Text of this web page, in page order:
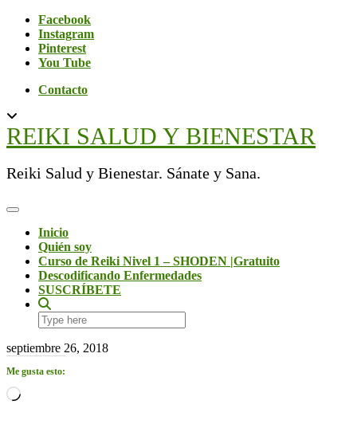
Skip
content
Social Facebook
Instagram
Pinterest
You Tube
Contacto
REIKI SALUD Y BIENESTAR
Reiki Salud y Bienestar. Sánate y Sana.
Toggle Navigation
Inicio
Quién soy
Curso de Reiki Nivel 1 – SHODEN |Gratuito
Descodificando Enfermedades
SUSCRÍBETE
here
septiembre 26, 2018
Me gusta esto:
Cargando...